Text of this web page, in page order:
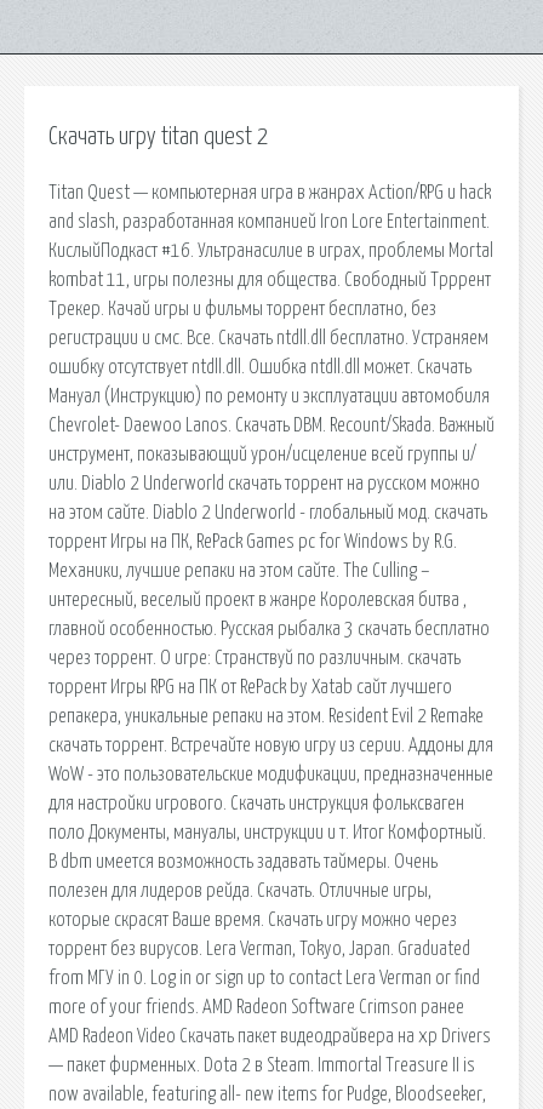
Скачать игру titan quest 2
Titan Quest — компьютерная игра в жанрах Action/RPG и hack
and slash, разработанная компанией Iron Lore Entertainment.
КислыйПодкаст #16. Ультранасилие в играх, проблемы Mortal
kombat 11, игры полезны для общества. Свободный Трррент
Трекер. Качай игры и фильмы торрент бесплатно, без
регистрации и смс. Все. Скачать ntdll.dll бесплатно. Устраняем
ошибку отсутствует ntdll.dll. Ошибка ntdll.dll может. Скачать
Мануал (Инструкцию) по ремонту и эксплуатации автомобиля
Chevrolet- Daewoo Lanos. Скачать DBM. Recount/Skada. Важный
инструмент, показывающий урон/исцеление всей группы и/
или. Diablo 2 Underworld скачать торрент на русском можно
на этом сайте. Diablo 2 Underworld - глобальный мод. скачать
торрент Игры на ПК, RePack Games pc for Windows by R.G.
Механики, лучшие репаки на этом сайте. The Culling –
интересный, веселый проект в жанре Королевская битва ,
главной особенностью. Русская рыбалка 3 скачать бесплатно
через торрент. О игре: Странствуй по различным. скачать
торрент Игры RPG на ПК от RePack by Xatab сайт лучшего
репакера, уникальные репаки на этом. Resident Evil 2 Remake
скачать торрент. Встречайте новую игру из серии. Аддоны для
WoW - это пользовательские модификации, предназначенные
для настройки игрового. Скачать инструкция фольксваген
поло Документы, мануалы, инструкции и т. Итог Комфортный.
В dbm имеется возможность задавать таймеры. Очень
полезен для лидеров рейда. Скачать. Отличные игры,
которые скрасят Ваше время. Скачать игру можно через
торрент без вирусов. Lera Verman, Tokyo, Japan. Graduated
from МГУ in 0. Log in or sign up to contact Lera Verman or find
more of your friends. AMD Radeon Software Crimson ранее
AMD Radeon Video Скачать пакет видеодрайвера на xp Drivers
— пакет фирменных. Dota 2 в Steam. Immortal Treasure II is
now available, featuring all- new items for Pudge, Bloodseeker,